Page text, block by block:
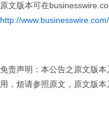
原文版本可在
http://
免责声明：本公告之原文版
用，烦请参照原文，原文版本